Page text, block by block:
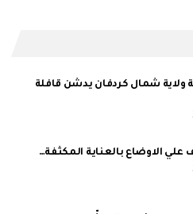
ولاية شمال كردفان يدشن قافلة
علي الاوضاع بالعناية المكثفة…